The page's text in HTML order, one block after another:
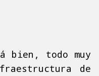
bien, todo muy
de